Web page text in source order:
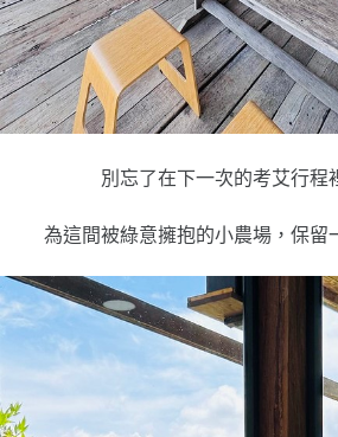
別忘了在下一次的考艾行程
為這間被綠意擁抱的小農場，保留